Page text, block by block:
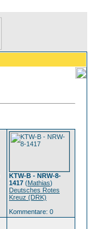
KTW-B - NRW-8-
1417 (Mathias)
Deutsches Rotes
Kreuz (DRK)
Kommentare: 0